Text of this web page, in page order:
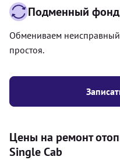
Подменный фонд
Обмениваем
простоя.
Цены на ремонт
Single Cab